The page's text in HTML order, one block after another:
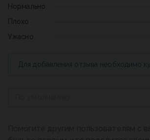
Нормально
Плохо
Ужасно
Для добавления отзыва необходимо